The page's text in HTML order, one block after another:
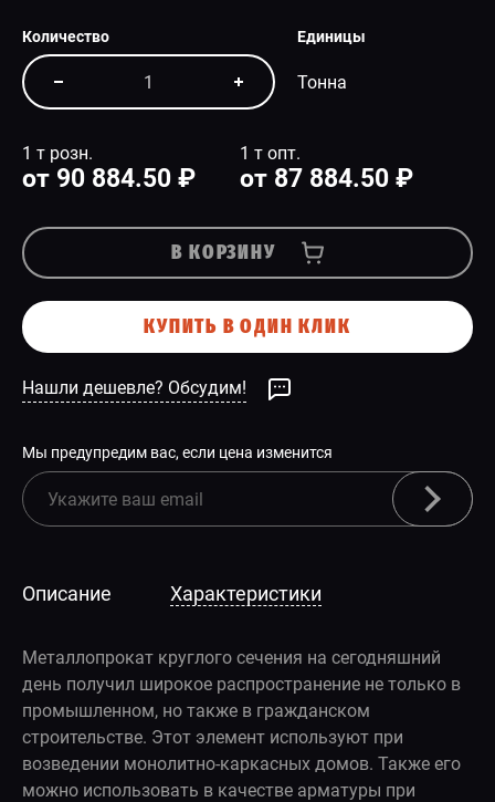
Количество Единицы
Тонна
1 т розн.
от 90 884.50 ₽
1 т опт.
от 87 884.50 ₽
В КОРЗИНУ
КУПИТЬ В ОДИН КЛИК
Нашли дешевле? Обсудим!
Мы предупредим вас, если цена изменится
Описание Характеристики
Металлопрокат круглого сечения на сегодняшний
день получил широкое распространение не только в
промышленном, но также в гражданском
строительстве. Этот элемент используют при
возведении монолитно-каркасных домов. Также его
можно использовать в качестве арматуры при